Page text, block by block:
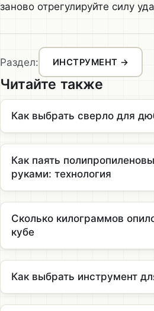
заново отрегулируйте силу
Раздел: ИНСТРУМЕНТ →
Читайте также
Как выбрать сверло для
Как паять
руками: технология
Сколько килограммов
кубе
Как выбрать инструмент